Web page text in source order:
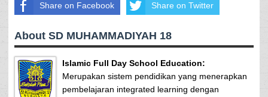
Share on Facebook Share on Twitter
About SD MUHAMMADIYAH 18
Islamic Full Day School Education:
Merupakan sistem pendidikan yang menerapkan
pembelajaran integrated learning dengan